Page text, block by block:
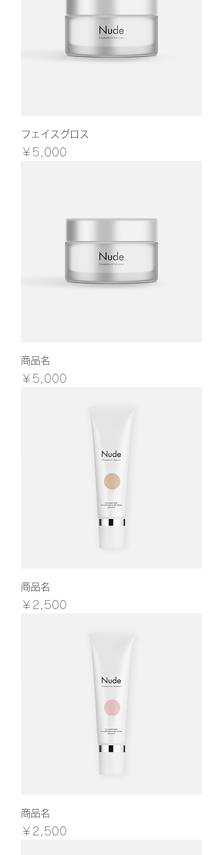
フェイスグロス
価格
￥5,000
商品名
価格
￥5,000
商品名
価格
￥2,500
商品名
価格
￥2,500